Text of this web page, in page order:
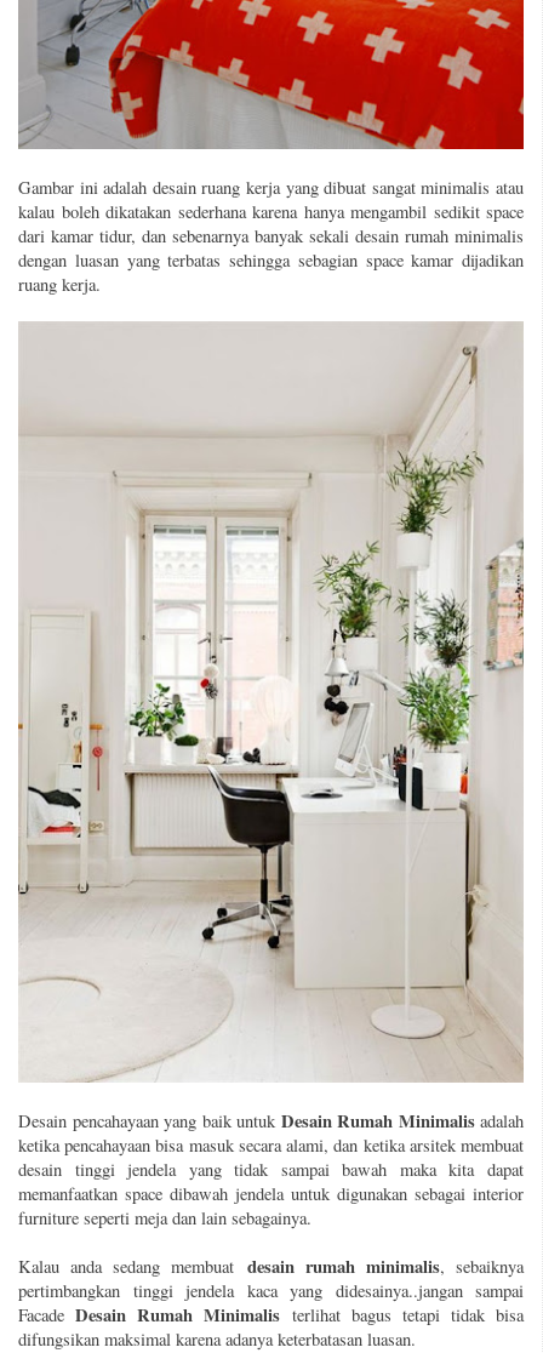
Gambar ini adalah desain ruang kerja yang dibuat sangat minimalis atau
kalau boleh dikatakan sederhana karena hanya mengambil sedikit space
dari kamar tidur, dan sebenarnya banyak sekali desain rumah minimalis
dengan luasan yang terbatas sehingga sebagian space kamar dijadikan
ruang kerja.
Desain pencahayaan yang baik untuk Desain Rumah Minimalisadalah
ketika pencahayaan bisa masuk secara alami, dan ketika arsitek membuat
desain tinggi jendela yang tidak sampai bawah maka kita dapat
memanfaatkan space dibawah jendela untuk digunakan sebagai interior
furniture seperti meja dan lain sebagainya.
Kalau anda sedang membuat desain rumah minimalis, sebaiknya
pertimbangkan tinggi jendela kaca yang didesainya..jangan sampai
FacadeDesain Rumah Minimalis terlihat bagus tetapi tidak bisa
difungsikan maksimal karena adanya keterbatasan luasan.